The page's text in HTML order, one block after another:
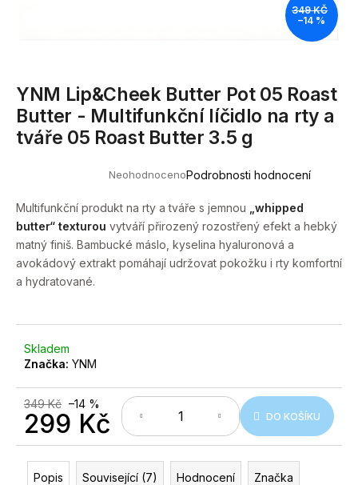
produktu
je
0,0
5
hvězdiček.
NeohodnocenoPodrobnosti hodnocení
YNM Lip&Cheek Butter Pot 05 Roast
Butter - Multifunkční líčidlo na rty a
tváře 05 Roast Butter 3.5 g
Multifunkční produkt na rty a tváře s jemnou
„whipped
butter“ texturou vytváří přirozený rozostřený efekt a hebký
matný finiš. Bambucké máslo, kyselina hyaluronová a
avokádový extrakt pomáhají udržovat pokožku i rty komfortní
a hydratované.
Skladem
Značka: YNM
349 Kč –14 %
299 Kč
Měrná
cena:
DO KOŠÍKU
349 KČ
–14 %
Popis Související (7) Hodnocení Značka
t
?
D
o
p
r
u
č
e
m
e